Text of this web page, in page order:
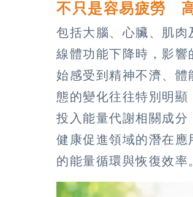
不只是容易疲勞
包括大腦、心臟、肌肉
線體功能下降時，影響
始感受到精神不濟、體
態的變化往往特別明
投入能量代謝相關成
健康促進領域的潛在
的能量循環與恢復效率